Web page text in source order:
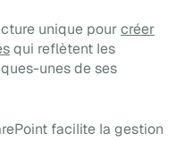
unique pourcréer
qui reflètent les
unes de ses
facilite la gestion